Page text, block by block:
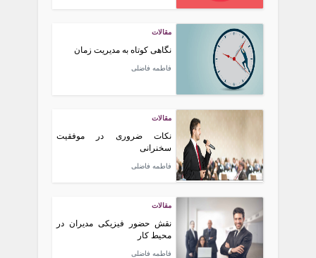
مقالات
نگاهی کوتاه به مدیریت زمان
فاطمه فاضلی
مقالات
نکات ضروری در موفقیت
سخنرانی
فاطمه فاضلی
مقالات
نقش حضور فیزیکی مدیران در
محیط کار
فاطمه فاضلی